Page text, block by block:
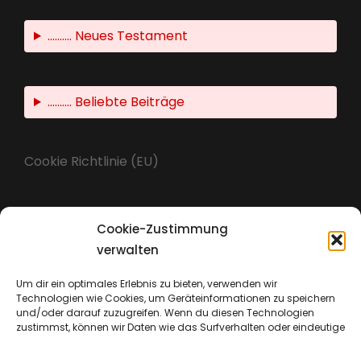
Cookie-Zustimmung
verwalten
Um dir ein optimales Erlebnis zu bieten, verwenden wir
Technologien wie Cookies, um Geräteinformationen zu speichern
und/oder darauf zuzugreifen. Wenn du diesen Technologien
zustimmst, können wir Daten wie das Surfverhalten oder eindeutige
.......... Neues Testament
.......... Beliebte Beiträge
Cookie Richtlinie (EU)
Datenschutz